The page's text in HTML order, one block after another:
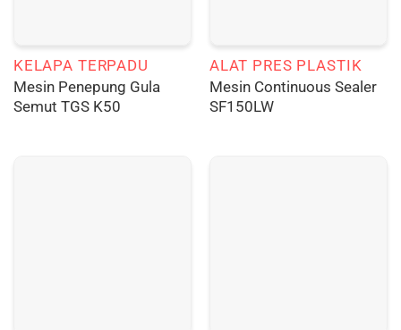
KELAPA TERPADU
Mesin Penepung Gula
Semut TGS K50
ALAT PRES PLASTIK
Mesin Continuous Sealer
SF150LW